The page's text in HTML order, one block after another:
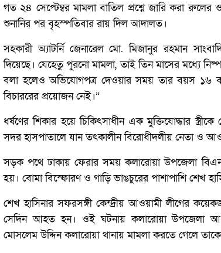
গত ২৪ সেপ্টেম্বর মামলা বাতিল প্রশ্নে জারি করা
শুনানির পর বৃহস্পতিবার রায় দিল আদালত।
সহকারী অ্যাটর্নি জেনারেল মো. মিজানুর রহমান
দিয়েছে। যেহেতু পুরনো মামলা, তাই তিন মাসের মধ্যে
বলা হলেও অভিযোগপত্র দেওয়ার সময় তার বয়স ১৬
বিচাররের প্রয়োজন নেই।”
ধর্ষণের শিকার হয়ে চিকিৎসাধীন এক মুক্তিযোদ্ধার
সদর হাসপাতালে যান তৎকালীন বিরোধীদলীয় নেতা ও
সড়ক পথে ঢাকায় ফেরার সময় কলারোয়া উপজেলা
হয়। বোমা বিস্ফোরণ ও গাড়ি ভাঙচুরের পাশাপাশি শেখ
শেখ হাসিনার সফরসঙ্গী কেন্দ্রীয় আওয়ামী লীগের
সেদিন আহত হন। ওই ঘটনায় কলারোয়া উপজেলা
মোসলেম উদ্দিন কলারোয়া থানায় মামলা করতে গেলে